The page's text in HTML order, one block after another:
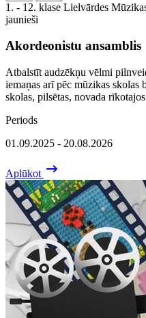
1. - 12. klase Lielvārdes
jaunieši
Akordeonistu ansamblis
Atbalstīt audzēkņu vēlmi
iemaņas arī pēc mūzikas skolas
skolas, pilsētas, novada
Periods
01.09.2025 - 20.08.2026
Aplūkot